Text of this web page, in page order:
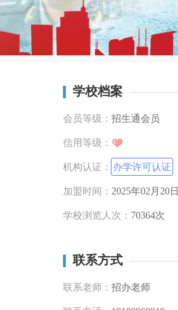
学校档案
会员等级： 招生通会员
信用等级：
机构认证：办学许可认证
加盟时间： 2025年02月20日
学校浏览人次： 70364次
联系方式
联系老师： 招办老师